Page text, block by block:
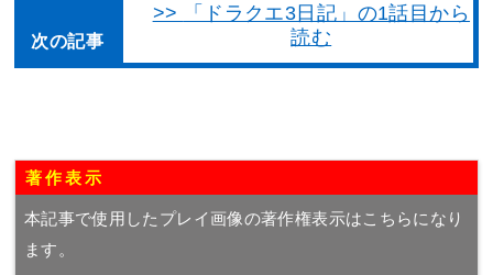
「ドラクエ3日記」の1話目から
読む
著作表示
本記事で使用したプレイ画像の著作権表示はこちらになり
ます。